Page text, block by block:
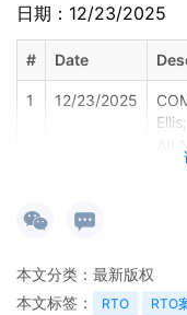
日期：12/23/2025
# Date
1 12/23/2025
本文分类： 最新版权
本文标签：
RTO RTO